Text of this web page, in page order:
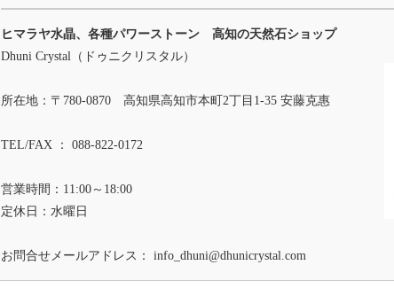
ヒマラヤ水晶、各種パワーストーン 高知の天然石ショップ
Dhuni Crystal（ドゥニクリスタル）
所在地：〒780-0870 高知県高知市本町2丁目1-35 安藤克惠
TEL/FAX ： 088-822-0172
営業時間：11:00～18:00
定休日：水曜日
お問合せメールアドレス： info_dhuni@dhunicrystal.com